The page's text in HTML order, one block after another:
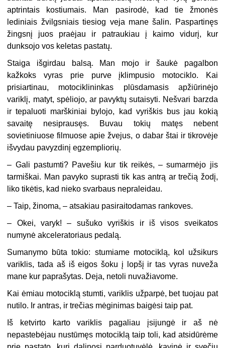
aptrintais kostiumais. Man pasirodė, kad tie žmonės
lediniais žvilgsniais tiesiog veja mane šalin. Paspartinęs
žingsnį juos praėjau ir patraukiau į kaimo vidurį, kur
dunksojo vos keletas pastatų.
Staiga išgirdau balsą. Man mojo ir šaukė pagalbon
kažkoks vyras prie purve įklimpusio motociklo. Kai
prisiartinau, motociklininkas plūsdamasis apžiūrinėjo
variklį, matyt, spėliojo, ar pavyktų sutaisyti. Nešvari barzda
ir tepaluoti marškiniai bylojo, kad vyriškis bus jau kokią
savaitę nesiprausęs. Buvau tokių matęs nebent
sovietiniuose filmuose apie žvejus, o dabar štai ir tikrovėje
išvydau pavyzdinį egzempliorių.
– Gali pastumti? Pavešiu kur tik reikės, – sumarmėjo jis
tarmiškai. Man pavyko suprasti tik kas antrą ar trečią žodį,
liko tikėtis, kad nieko svarbaus nepraleidau.
– Taip, žinoma, – atsakiau pasiraitodamas rankoves.
– Okei, varyk! – sušuko vyriškis ir iš visos sveikatos
numynė akceleratoriaus pedalą.
Sumanymo būta tokio: stumiame motociklą, kol užsikurs
variklis, tada aš iš eigos šoku į lopšį ir tas vyras nuveža
mane kur paprašytas. Deja, netoli nuvažiavome.
Kai ėmiau motociklą stumti, variklis užparpė, bet tuojau pat
nutilo. Ir antras, ir trečias mėginimas baigėsi taip pat.
Iš ketvirto karto variklis pagaliau įsijungė ir aš nė
nepastebėjau nustūmęs motociklą taip toli, kad atsidūrėme